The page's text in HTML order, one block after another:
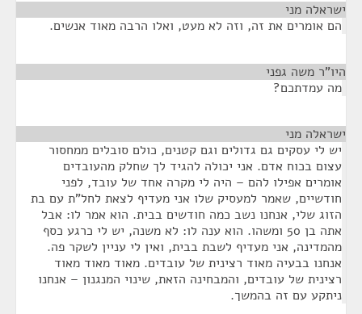
ישראלה מני
הם אומרים את זה, וזה לא מעט, ואלו הרבה מאוד אנשים.
היו"ר משה גפני
מה עמדתכם?
ישראלה מני
יש לי עסקים גם גדולים וגם קטנים, כולם סובלים ממחסור
עצום בכוח אדם. אני יכולה להגיד לך שחלק מהעובדים
אומרים אפילו להם – היה לי מקרה אחד של עובד, לפני
חודשיים, שאמר למעסיק שלו אני מעדיף לצאת לחל"ת עם בת
הזוג שלי, אנחנו נשב כמה חודשים בבית. הוא אמר לו: אבל
אתה בן 50 ומשהו. הוא ענה לו: לא משנה, יש לי כרגע כסף
מהמדינה, אני מעדיף לשבת בבית, ואין לי עניין לשקר פה.
אנחנו בבעיה מאוד רצינית של עובדים. מאוד מאוד מאוד
רצינית של עובדים, והמבחינה הזאת, שינוי המנגנון – אנחנו
ניתקע עם זה בהמשך.